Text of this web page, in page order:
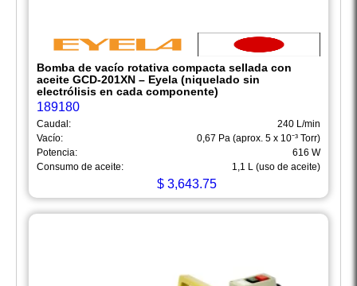
Bomba de vacío rotativa compacta sellada con
aceite GCD-201XN – Eyela (niquelado sin
electrólisis en cada componente)
189180
Caudal:
240 L/min
Vacío:
0,67 Pa (aprox. 5 x 10⁻³ Torr)
Potencia:
616 W
Consumo de aceite:
1,1 L (uso de aceite)
$3,643.75